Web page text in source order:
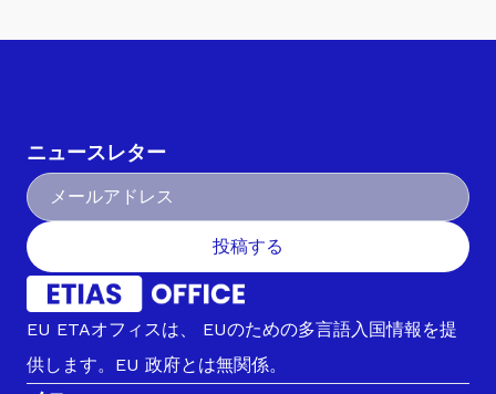
ニュースレター
投稿する
EU ETAオフィスは、 EUのための多言語入国情報を提
供します。EU 政府とは無関係。